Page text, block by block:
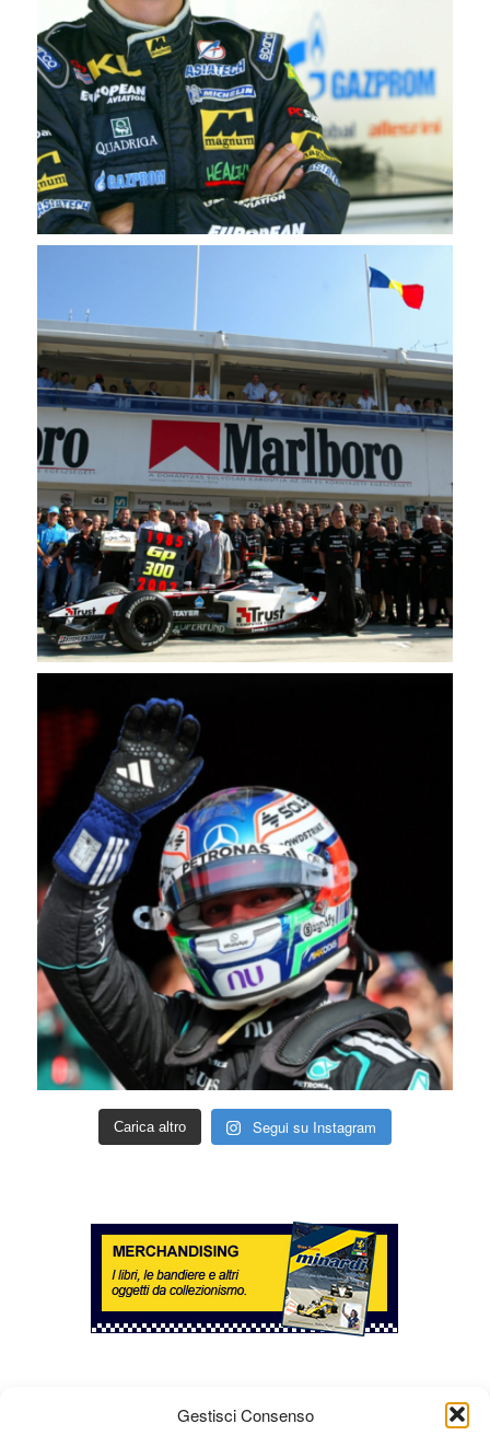
Gestisci Consenso
Carica altro Segui su Instagram